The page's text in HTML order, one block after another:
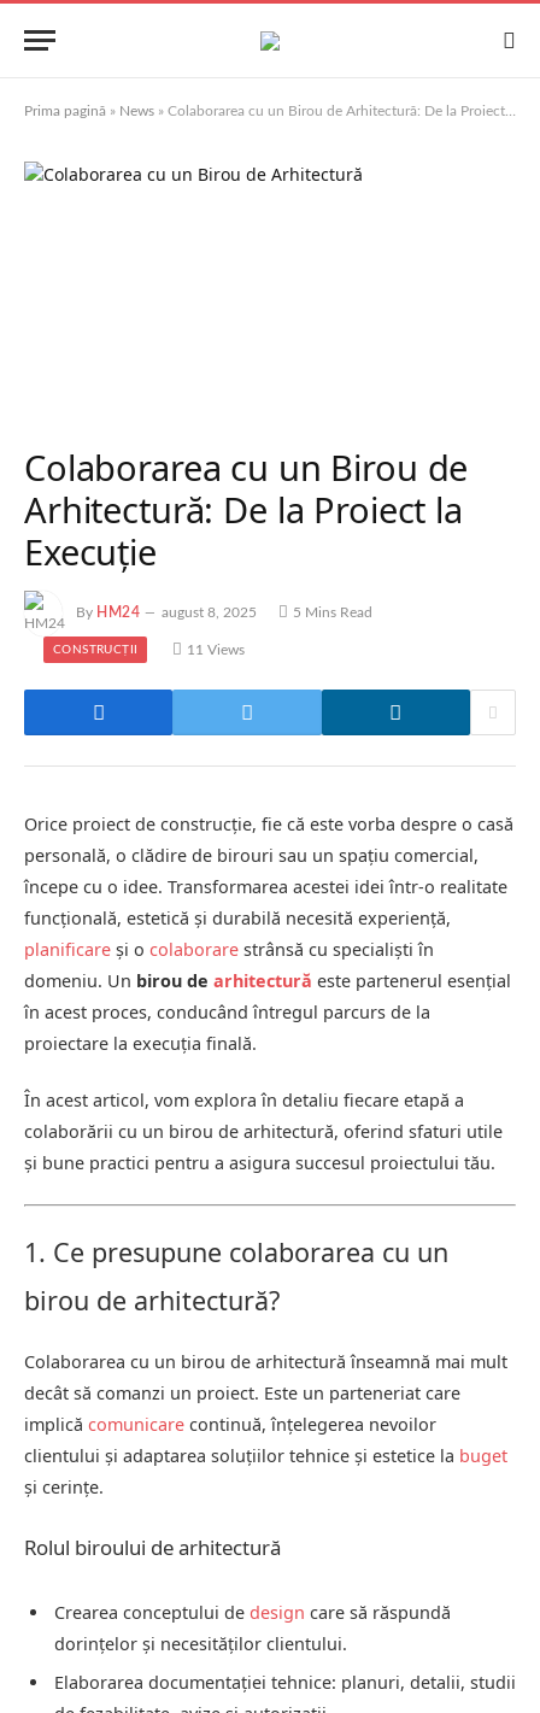
Prima pagină » News » Colaborarea cu un Birou de Arhitectură: De la Proiect la Execuție
Colaborarea cu un Birou de
Arhitectură: De la Proiect la
Execuție
By HM24 august 8, 2025 5 Mins Read
CONSTRUCȚII 11Views
Orice proiect de construcție, fie că este vorba despre o casă
personală, o clădire de birouri sau un spațiu comercial,
începe cu o idee. Transformarea acestei idei într-o realitate
funcțională, estetică și durabilă necesită experiență,
planificare și o colaborare strânsă cu specialiști în
domeniu. Un birou de arhitectură este partenerul esențial
în acest proces, conducând întregul parcurs de la
proiectare la execuția finală.
În acest articol, vom explora în detaliu fiecare etapă a
colaborării cu un birou de arhitectură, oferind sfaturi utile
și bune practici pentru a asigura succesul proiectului tău.
1. Ce presupune colaborarea cu un
birou de arhitectură?
Colaborarea cu un birou de arhitectură înseamnă mai mult
decât să comanzi un proiect. Este un parteneriat care
implică comunicare continuă, înțelegerea nevoilor
clientului și adaptarea soluțiilor tehnice și estetice la buget
și cerințe.
Rolul biroului de arhitectură
Crearea conceptului de design care să răspundă
dorințelor și necesităților clientului.
Elaborarea documentației tehnice: planuri, detalii, studii